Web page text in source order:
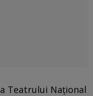
Teatrului Național